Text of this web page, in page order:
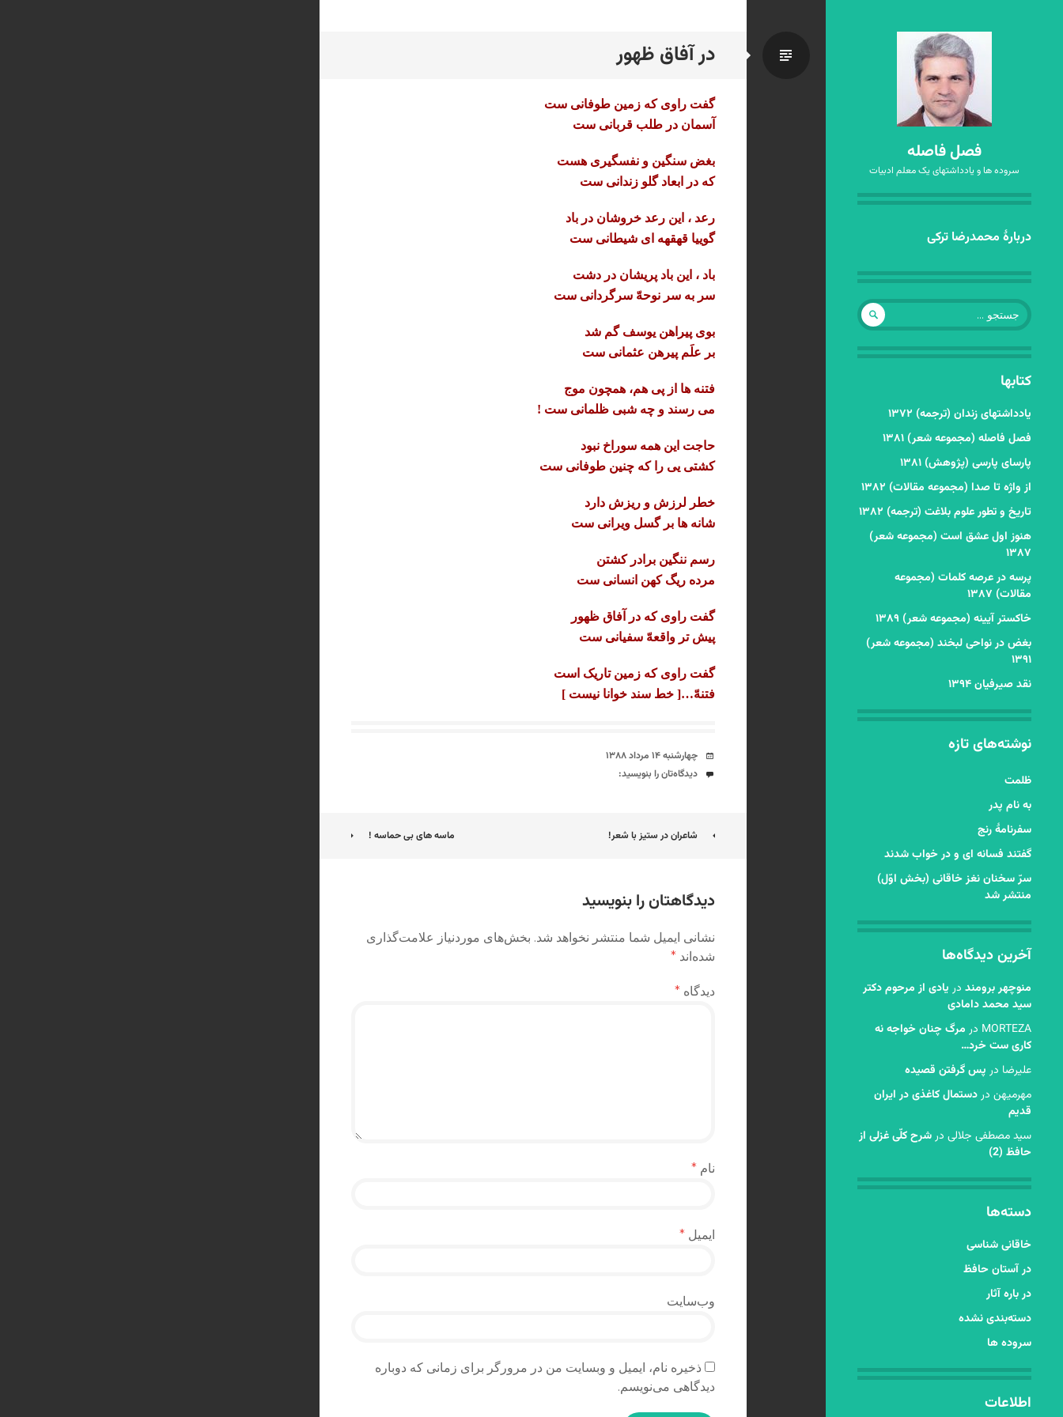
فصل فاصله
سروده ها و یادداشتهای یک معلم ادبیات
رفتن
نوشته‌ها
دربارهٔ محمدرضا ترکی
جستجو
برای:
کتابها
یادداشتهای زندان (ترجمه) ۱۳۷۲
فصل فاصله (مجموعه شعر) ۱۳۸۱
پارسای پارسی (پژوهش) ۱۳۸۱
از واژه تا صدا (مجموعه مقالات) ۱۳۸۲
تاریخ و تطور علوم بلاغت (ترجمه) ۱۳۸۲
هنوز اول عشق است (مجموعه شعر)
۱۳۸۷
پرسه در عرصه کلمات (مجموعه
مقالات) ۱۳۸۷
خاکستر آیینه (مجموعه شعر) ۱۳۸۹
بغض در نواحی لبخند (مجموعه شعر)
۱۳۹۱
نقد صیرفیان ۱۳۹۴
نوشته‌های تازه
ظلمت
به نام پدر
سفرنامۀ رنج
گفتند فسانه ای و در خواب شدند
سرّ سخنان نغز خاقانی (بخش اوّل)
منتشر شد
آخرین دیدگاه‌ها
منوچهر برومند در یادی از مرحوم دکتر
سید محمد دامادی
MORTEZA در مرگ چنان خواجه نه
کاری ست خرد…
عليرضا در پس گرفتن قصیده
مهرمیهن دردستمال کاغذی در ایران
قدیم
سید مصطفی جلالی درشرح کلّی غزلی از
حافظ (2)
دسته‌ها
خاقانی شناسی
در آستان حافظ
در باره آثار
دسته‌بندی نشده
سروده ها
اطلاعات
در آفاق ظهوراستاندارد
گفت راوی که زمین طوفانی ست
آسمان در طلب قربانی ست
بغض سنگین و نفسگیری هست
که در ابعاد گلو زندانی ست
رعد ، این رعد خروشان در باد
گوییا قهقهه ای شیطانی ست
باد ، این باد پریشان در دشت
سر به سر نوحهّ سرگردانی ست
بوی پیراهن یوسف گم شد
بر علَم پیرهن عثمانی ست
فتنه ها از پی هم، همچون موج
می رسند و چه شبی ظلمانی ست !
حاجت این همه سوراخ نبود
کشتی یی را که چنین طوفانی ست
خطر لرزش و ریزش دارد
شانه ها برگسل ویرانی ست
رسم ننگین برادر کشتن
مرده ریگ کهن انسانی ست
گفت راوی که در آفاق ظهور
پیش تر واقعهّ سفیانی ست
گفت راوی که زمین تاریک است
فتنهّ…[ خط سند خوانا نیست ]
تاریخ
چهارشنبه ۱۴ مرداد ۱۳۸۸
دیدگاه‌ها
دیدگاه‌تان را بنویسید:
ناوبری
شاعران در ستیز با شعر! ماسه های بی حماسه !
دیدگاهتان را بنویسید
نشانی ایمیل شما منتشر نخواهد شد. بخش‌های موردنیاز علامت‌گذاری
شده‌اند *
دیدگاه *
نام *
ایمیل *
وب‌سایت
ذخیره نام، ایمیل و وبسایت من در مرورگر برای زمانی که دوباره
دیدگاهی می‌نویسم.